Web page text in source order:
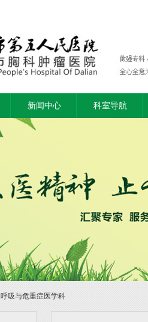
新闻中心 科室导航
呼吸与危重症医学科